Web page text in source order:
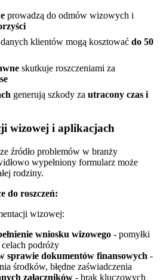
prowadzą do odmów wizowych i
klientów mogą kosztować do 50
skutkuje roszczeniami za
generują szkody za utracony czas i
wizowej i aplikacjach
źródło problemów w branży
wypełniony formularz może
rodziny.
do roszczeń:
wizowej:
wniosku wizowego - pomyłki
podróży
sprawie dokumentów finansowych -
środków, błędne zaświadczenia
załączników - brak kluczowych